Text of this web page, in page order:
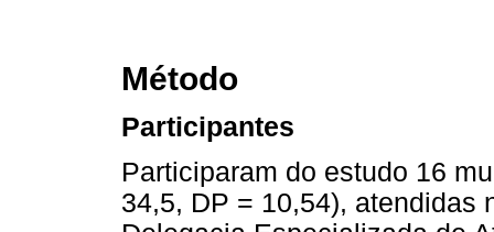
Método
Participantes
Participaram do estudo 16
34,5, DP = 10,54), atendidas